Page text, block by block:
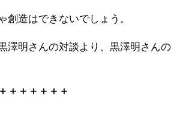
創造はできないでしょう。
澤明さんの対談より、黒澤明さんの
＋＋＋＋＋＋